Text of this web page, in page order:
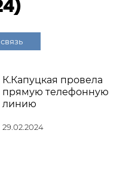
К.Капуцкая провела
прямую телефонную
линию
29.02.2024